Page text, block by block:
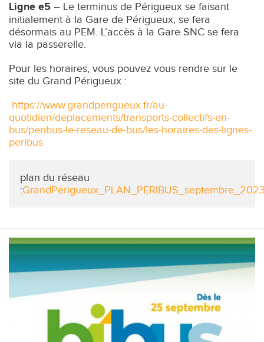
Ligne e5 – Le terminus de Périgueux se faisant
initialement à la Gare de Périgueux, se fera
désormais au PEM. L’accès à la Gare SNC se fera
via la passerelle.
Pour les horaires, vous pouvez vous rendre sur le
site du Grand Périgueux :
https://www.grandperigueux.fr/au-
quotidien/deplacements/transports-collectifs-en-
bus/peribus-le-reseau-de-bus/les-horaires-des-lignes-
peribus
plan du réseau
: